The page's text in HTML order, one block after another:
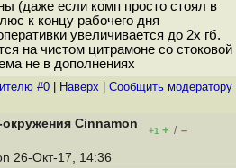
(даже если комп просто стоял в
к концу рабочего дня
увеличивается до 2х гб.
на чистом цитрамоне со стоковой
не в дополнениях
#0 Наверх Cообщить модератору
Cinnamon
+1 + / –
26-Окт-17, 14:36